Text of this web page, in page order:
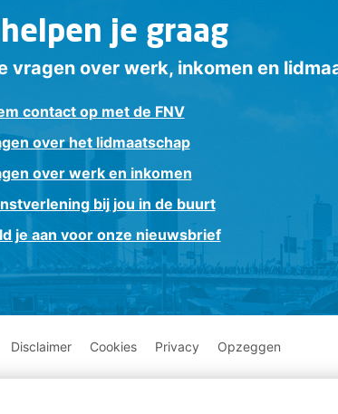
je graag
vragen over werk, inkomen en
contact op met de FNV
over het lidmaatschap
over werk en inkomen
bij jou in de buurt
je aan voor onze nieuwsbrief
Disclaimer Cookies Privacy Opzeggen